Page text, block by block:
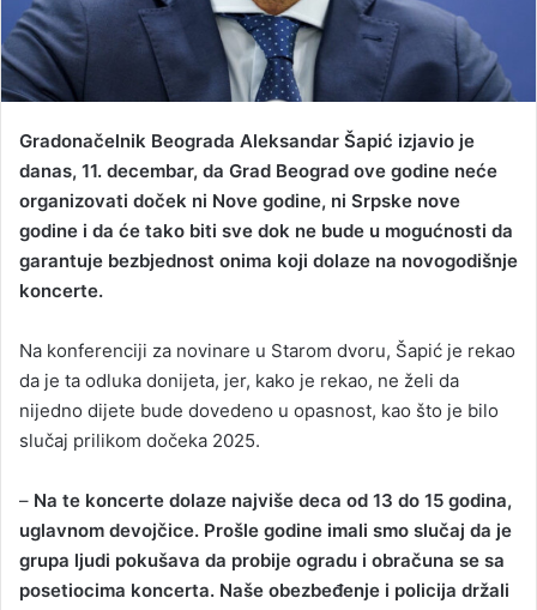
Gradonačelnik Beograda Aleksandar Šapić izjavio je
danas, 11. decembar, da Grad Beograd ove godine neće
organizovati doček ni Nove godine, ni Srpske nove
godine i da će tako biti sve dok ne bude u mogućnosti da
garantuje bezbjednost onima koji dolaze na novogodišnje
koncerte.
Na konferenciji za novinare u Starom dvoru, Šapić je rekao
da je ta odluka donijeta, jer, kako je rekao, ne želi da
nijedno dijete bude dovedeno u opasnost, kao što je bilo
slučaj prilikom dočeka 2025.
– Na te koncerte dolaze najviše deca od 13 do 15 godina,
uglavnom devojčice. Prošle godine imali smo slučaj da je
grupa ljudi pokušava da probije ogradu i obračuna se sa
posetiocima koncerta. Naše obezbeđenje i policija držali